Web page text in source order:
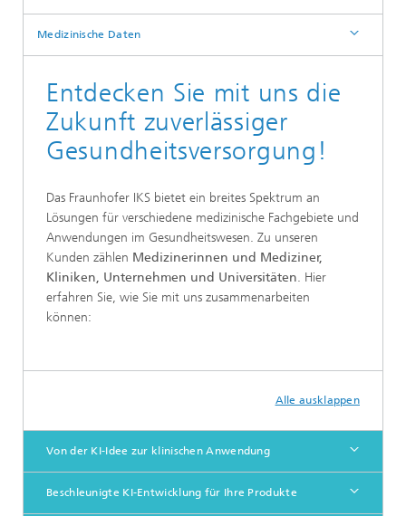
Medizinische Daten
Entdecken Sie mit uns die
Zukunft zuverlässiger
Gesundheitsversorgung!
Das Fraunhofer IKS bietet ein breites Spektrum an
Lösungen für verschiedene medizinische Fachgebiete und
Anwendungen im Gesundheitswesen. Zu unseren
Kunden zählen Medizinerinnen und Mediziner,
Kliniken, Unternehmen und Universitäten. Hier
erfahren Sie, wie Sie mit uns zusammenarbeiten
können:
Alle ausklappen
Von der KI-Idee zur klinischen Anwendung
Beschleunigte KI-Entwicklung für Ihre Produkte